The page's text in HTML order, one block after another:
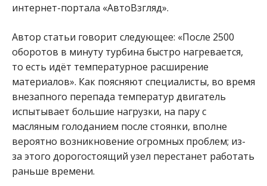
интернет-портала «АвтоВзгляд».
Автор статьи говорит следующее: «После 2500
оборотов в минуту турбина быстро нагревается,
то есть идёт температурное расширение
материалов». Как поясняют специалисты, во время
внезапного перепада температур двигатель
испытывает большие нагрузки, на пару с
масляным голоданием после стоянки, вполне
вероятно возникновение огромных проблем; из-
за этого дорогостоящий узел перестанет работать
раньше времени.